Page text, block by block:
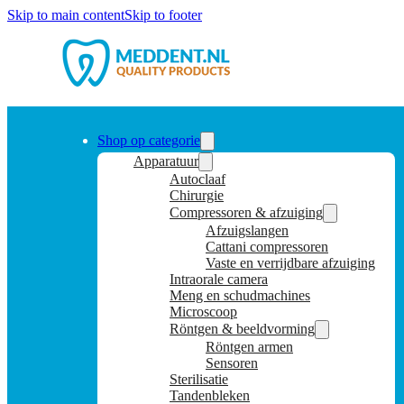
Skip to main contentSkip to footer
Shop op categorie
Apparatuur
Autoclaaf
Chirurgie
Compressoren & afzuiging
Afzuigslangen
Cattani compressoren
Vaste en verrijdbare afzuiging
Intraorale camera
Meng en schudmachines
Microscoop
Röntgen & beeldvorming
Röntgen armen
Sensoren
Sterilisatie
Tandenbleken